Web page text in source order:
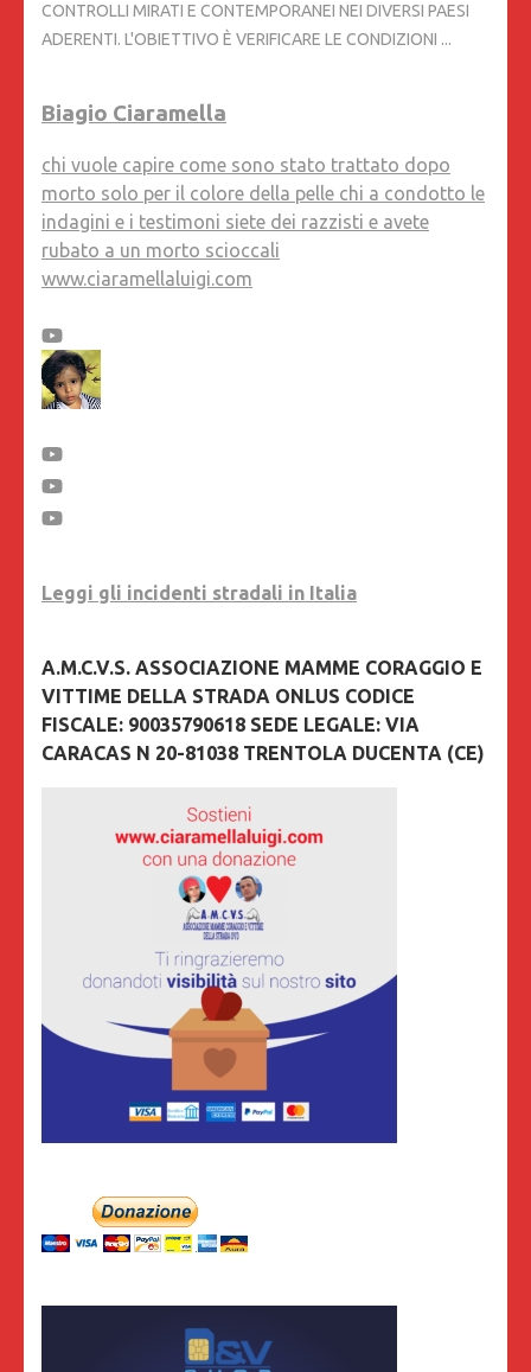
CONTROLLI MIRATI E CONTEMPORANEI NEI DIVERSI PAESI
ADERENTI. L'OBIETTIVO È VERIFICARE LE CONDIZIONI ...
Biagio Ciaramella
chi vuole capire come sono stato trattato dopo
morto solo per il colore della pelle chi a condotto le
indagini e i testimoni siete dei razzisti e avete
rubato a un morto scioccali
www.ciaramellaluigi.com
Leggi gli incidenti stradali in Italia
A.M.C.V.S. ASSOCIAZIONE MAMME CORAGGIO E
VITTIME DELLA STRADA ONLUS CODICE
FISCALE: 90035790618 SEDE LEGALE: VIA
CARACAS N 20-81038 TRENTOLA DUCENTA (CE)